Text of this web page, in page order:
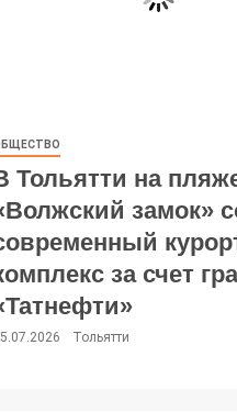
Тольятти на
замок»
за счет
Тольятти